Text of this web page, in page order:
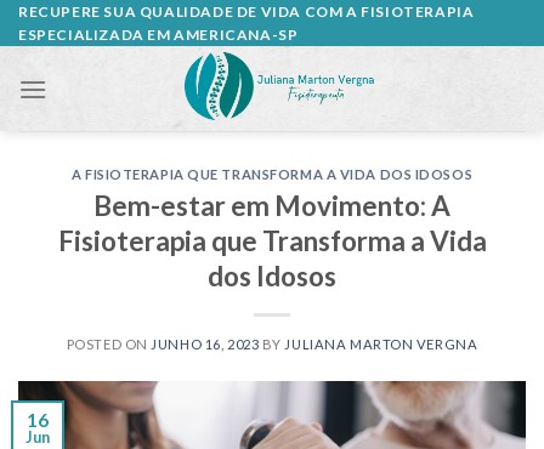
Skip
to
RECUPERE SUA QUALIDADE DE VIDA COM A FISIOTERAPIA
ESPECIALIZADA EM AMERICANA-SP
A FISIOTERAPIA QUE TRANSFORMA A VIDA DOS IDOSOS
Bem-estar em Movimento: A
Fisioterapia que Transforma a Vida
dos Idosos
POSTED ON JUNHO 16, 2023 BY JULIANA MARTON VERGNA
16
Jun